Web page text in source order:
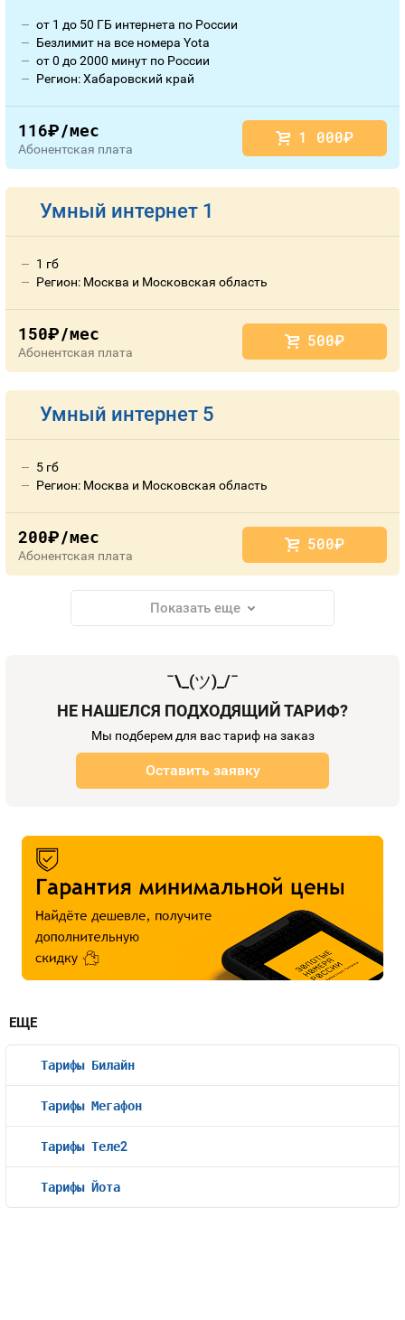
от 1 до 50 ГБ интернета по России
Безлимит на все номера Yota
от 0 до 2000 минут по России
Регион: Хабаровский край
116руб./мес
Абонентская плата
1 000руб.
Умный интернет 1
1 гб
Регион: Москва и Московская область
150руб./мес
Абонентская плата
500руб.
Умный интернет 5
5 гб
Регион: Москва и Московская область
200руб./мес
Абонентская плата
500руб.
Показать еще
¯\_(ツ)_/¯
НЕ НАШЕЛСЯ ПОДХОДЯЩИЙ ТАРИФ?
Мы подберем для вас тариф на заказ
Оставить заявку
ЕЩЕ
Тарифы Билайн
Тарифы Мегафон
Тарифы Теле2
Тарифы Йота